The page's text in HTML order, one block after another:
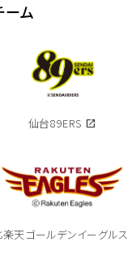
ーム
仙台89ERS open_in_new
天ゴールデンイーグルス